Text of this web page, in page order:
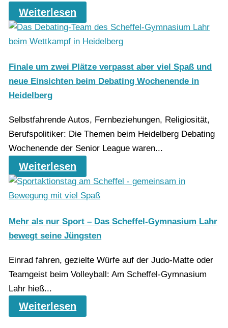
Weiterlesen
Finale um zwei Plätze verpasst aber viel Spaß und
neue Einsichten beim Debating Wochenende in
Heidelberg
Selbstfahrende Autos, Fernbeziehungen, Religiosität,
Berufspolitiker: Die Themen beim Heidelberg Debating
Wochenende der Senior League waren...
Weiterlesen
Mehr als nur Sport – Das Scheffel-Gymnasium Lahr
bewegt seine Jüngsten
Einrad fahren, gezielte Würfe auf der Judo-Matte oder
Teamgeist beim Volleyball: Am Scheffel-Gymnasium
Lahr hieß...
Weiterlesen